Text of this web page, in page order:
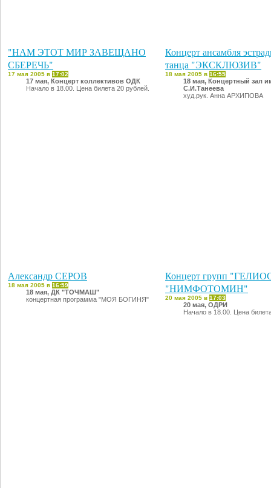
"НАМ ЭТОТ МИР ЗАВЕЩАНО
СБЕРЕЧЬ"
17 мая 2005 в 17:02
17 мая, Концерт коллективов ОДК
Начало в 18.00. Цена билета 20 рублей.
Концерт ансамбля
танца "ЭКСКЛЮЗИВ"
18 мая 2005 в 16:55
18 мая, Концертный зал
С.И.Танеева
худ.рук. Анна АРХИПОВА
Александр СЕРОВ
18 мая 2005 в 16:59
18 мая, ДК "ТОЧМАШ"
концертная программа "МОЯ БОГИНЯ"
Концерт групп
"НИМФОТОМИН"
20 мая 2005 в 17:03
20 мая, ОДРИ
Начало в 18.00. Цена